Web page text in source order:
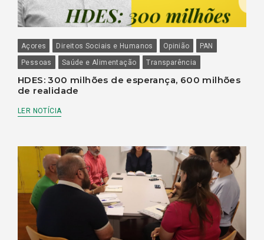
Açores Direitos Sociais e Humanos Opinião
PAN
Pessoas
Saúde e Alimentação Transparência
HDES: 300 milhões de esperança, 600 milhões
de realidade
LER NOTÍCIA